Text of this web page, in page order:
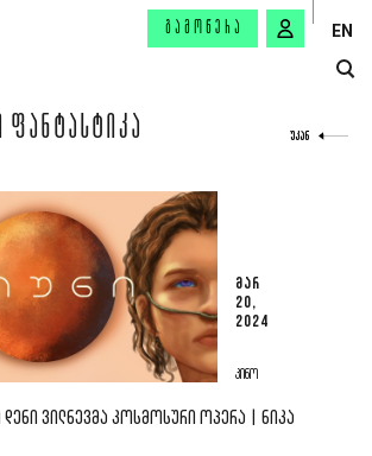
ᲒᲐᲛᲝᲬᲔᲠᲐ EN
ᲤᲐᲜᲢᲐᲡᲢᲘᲙᲐ ᲣᲙᲐᲜ
ᲛᲐᲠ
20,
2024
ᲙᲘᲜᲝ
ᲕᲘᲚᲜᲔᲕᲛᲐ ᲙᲝᲡᲛᲝᲡᲣᲠᲘ ᲝᲞᲔᲠᲐ | ᲜᲘᲙᲐ